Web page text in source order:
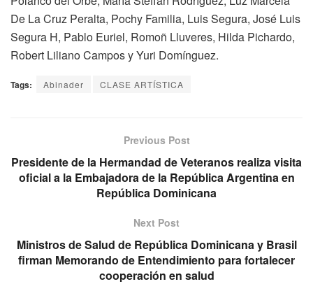
De La Cruz Peralta, Pochy Familia, Luis Segura, José Luis
Segura H, Pablo Euriel, Romoñ Lluveres, Hilda Pichardo,
Robert Liliano Campos y Yuri Domínguez.
Tags: Abinader CLASE ARTÍSTICA
Previous Post
Presidente de la Hermandad de Veteranos realiza visita
oficial a la Embajadora de la República Argentina en
República Dominicana
Next Post
Ministros de Salud de República Dominicana y Brasil
firman Memorando de Entendimiento para fortalecer
cooperación en salud